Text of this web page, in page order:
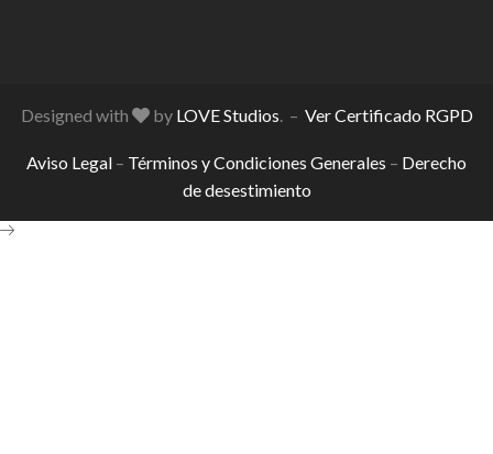
Designed with by LOVE Studios . – Ver Certificado RGPD
Aviso Legal – Términos y Condiciones Generales – Derecho
de desestimiento